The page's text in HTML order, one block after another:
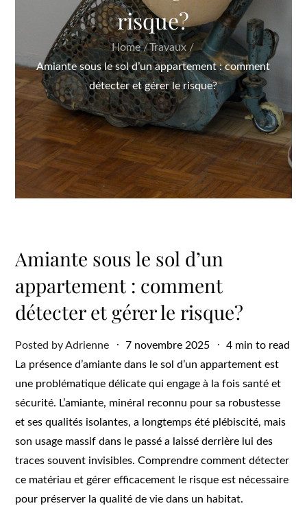
risque?
Home
Travaux
Amiante sous le sol d’un appartement : comment
détecter et gérer le risque?
Amiante sous le sol d’un
appartement : comment
détecter et gérer le risque?
Posted byAdrienne
Posted
on
7 novembre 2025
4 min to read
La présence d’amiante dans le sol d’un appartement est
une problématique délicate qui engage à la fois santé et
sécurité. L’amiante, minéral reconnu pour sa robustesse
et ses qualités isolantes, a longtemps été plébiscité, mais
son usage massif dans le passé a laissé derrière lui des
traces souvent invisibles. Comprendre comment détecter
ce matériau et gérer efficacement le risque est nécessaire
pour préserver la qualité de vie dans un habitat.